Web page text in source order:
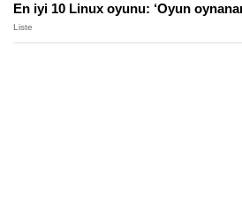
En iyi 10 Linux oyunu: ‘Oyun
Liste